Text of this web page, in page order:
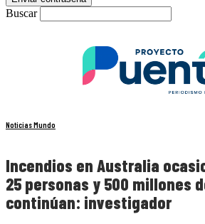
Buscar
Noticias Mundo
Incendios en Australia
25 personas y 500 millones
continúan: investigador